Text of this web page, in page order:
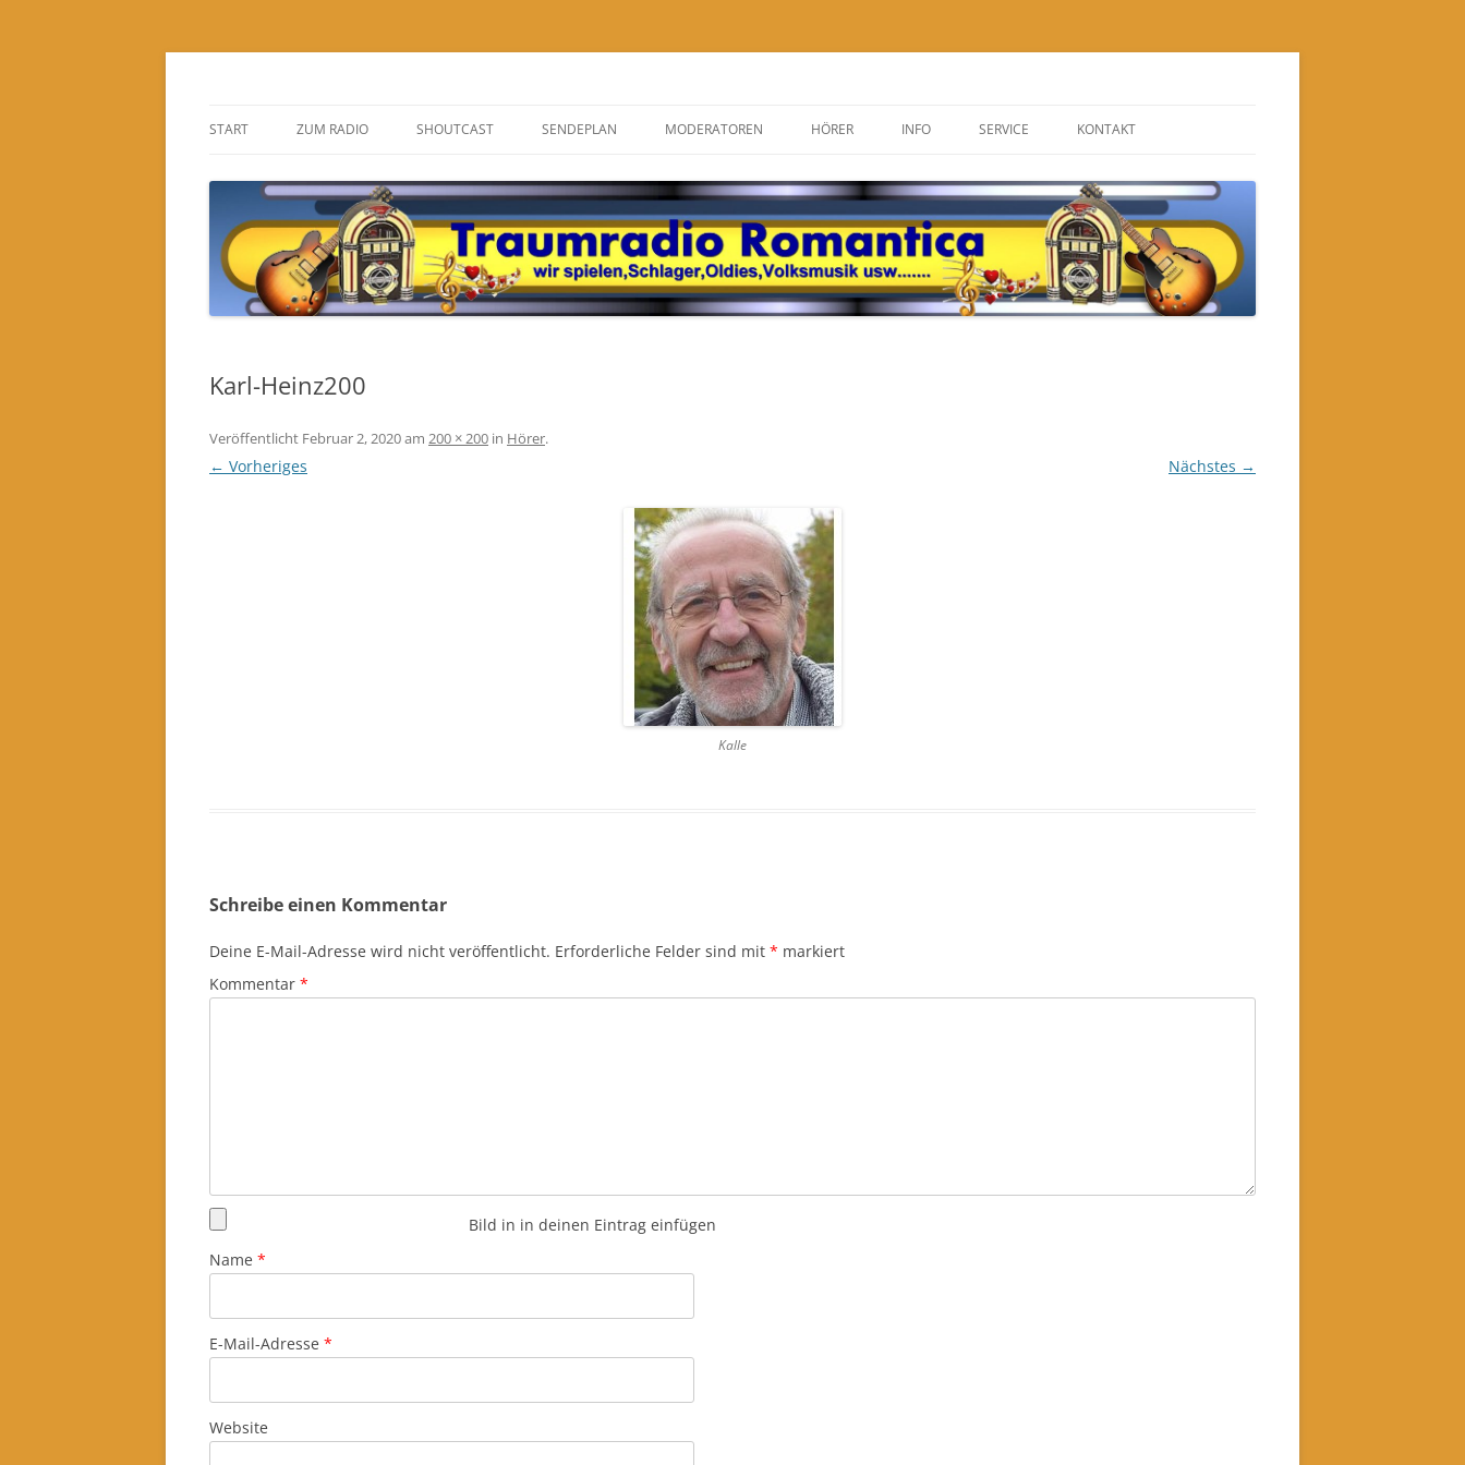
Zum
START ZUM RADIO SHOUTCAST SENDEPLAN MODERATOREN HÖRER INFO
NEUIGKEITEN
WIR TRAUERN
TOP-HITS
SERVICE
DATENSCHUTZ
KONTAKT
GÄSTEBUCH
NEUIGKEITEN
Karl-Heinz200
Veröffentlicht Februar 2, 2020am 200 × 200 in Hörer.
← Vorheriges Nächstes →
Kalle
Schreibe einen Kommentar
Deine E-Mail-Adresse wird nicht veröffentlicht. Erforderliche Felder sind mit * markiert
Kommentar *
Bild in in deinen Eintrag einfügen
Name *
E-Mail-Adresse *
Website